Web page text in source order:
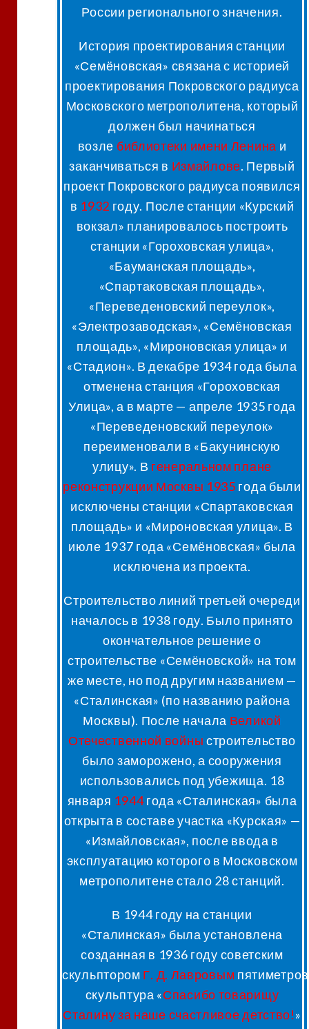
России регионального значения.
История проектирования станции
«Семёновская» связана с историей
проектирования Покровского радиуса
Московского метрополитена, который
должен был начинаться
возле библиотеки имени Ленина и
заканчиваться в Измайлове. Первый
проект Покровского радиуса появился
в 1932 году. После станции «Курский
вокзал» планировалось построить
станции «Гороховская улица»,
«Бауманская площадь»,
«Спартаковская площадь»,
«Переведеновский переулок»,
«Электрозаводская», «Семёновская
площадь», «Мироновская улица» и
«Стадион». В декабре 1934 года была
отменена станция «Гороховская
Улица», а в марте — апреле 1935 года
«Переведеновский переулок»
переименовали в «Бакунинскую
улицу». В генеральном плане
реконструкции Москвы 1935 года были
исключены станции «Спартаковская
площадь» и «Мироновская улица». В
июле 1937 года «Семёновская» была
исключена из проекта.
Строительство линий третьей очереди
началось в 1938 году. Было принято
окончательное решение о
строительстве «Семёновской» на том
же месте, но под другим названием —
«Сталинская» (по названию района
Москвы). После начала Великой
Отечественной войны строительство
было заморожено, а сооружения
использовались под убежища. 18
января 1944года «Сталинская» была
открыта в составе участка «Курская» —
«Измайловская», после ввода в
эксплуатацию которого в Московском
метрополитене стало 28 станций.
В 1944 году на станции
«Сталинская» была установлена
созданная в 1936 году советским
скульптором Г. Д. Лавровым
скульптура «Спасибо товарищу
Сталину за наше счастливое детство!»